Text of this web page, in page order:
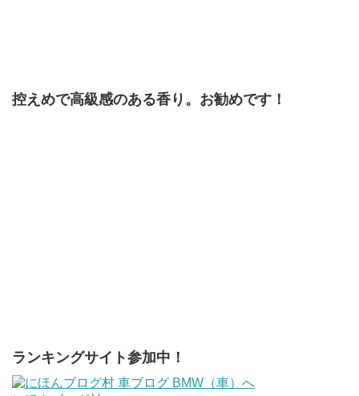
控えめで高級感のある香り。お勧めです！
ランキングサイト参加中！